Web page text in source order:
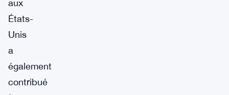
aux
États-
Unis
a
également
contribué